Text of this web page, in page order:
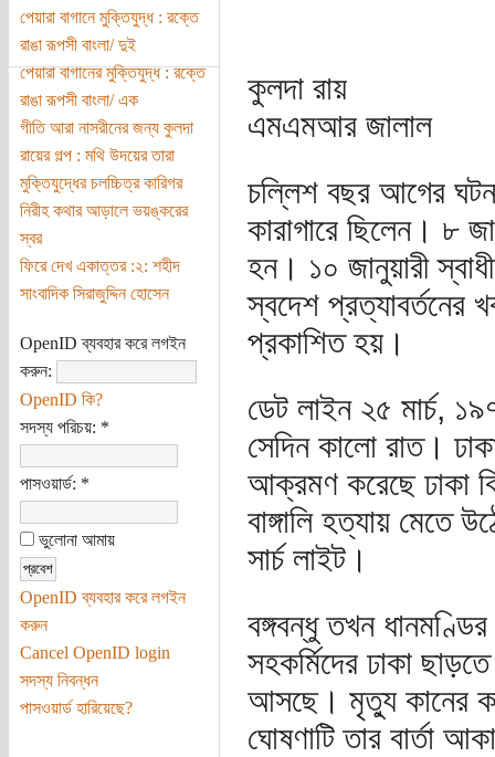
পেয়ারা বাগানে মুক্তিযুদ্ধ : রক্তে
রাঙা রূপসী বাংলা/ দুই
পেয়ারা বাগানের মুক্তিযুদ্ধ : রক্তে
রাঙা রূপসী বাংলা/ এক
গীতি আরা নাসরীনের জন্য কুলদা
রায়ের গল্প : মথি উদয়ের তারা
মুক্তিযুদ্ধের চলচ্চিত্র কারিগর
নিরীহ কথার আড়ালে ভয়ঙ্করের
স্বর
ফিরে দেখ একাত্তর :২: শহীদ
সাংবাদিক সিরাজুদ্দিন হোসেন
OpenID ব্যবহার করে লগইন
করুন:
OpenID কি?
সদস্য পরিচয়: *
পাসওয়ার্ড: *
ভুলোনা আমায়
OpenID ব্যবহার করে লগইন
করুন
Cancel OpenID login
সদস্য নিবন্ধন
পাসওয়ার্ড হারিয়েছে?
কুলদা রায়
এমএমআর জালাল
চল্লিশ বছর আগের
কারাগারে ছিলেন। ৮
হন। ১০ জানুয়ারী
স্বদেশ প্রত্যাবর্তনের
প্রকাশিত হয়।
ডেট লাইন ২৫ মার্চ,
সেদিন কালো রাত।
আক্রমণ করেছে ঢাকা
বাঙ্গালি হত্যায় মেতে
সার্চ লাইট।
বঙ্গবন্ধু তখন
সহকর্মিদের ঢাকা
আসছে। মৃত্যু কানের
ঘোষণাটি তার বার্তা